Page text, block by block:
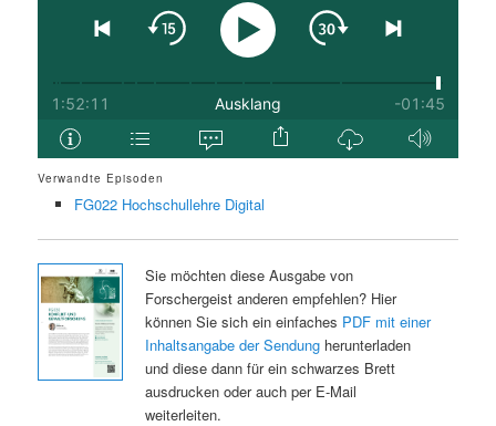
Verwandte Episoden
FG022 Hochschullehre Digital
Sie möchten diese Ausgabe von
Forschergeist anderen empfehlen? Hier
können Sie sich ein einfaches PDF mit einer
Inhaltsangabe der Sendungherunterladen
und diese dann für ein schwarzes Brett
ausdrucken oder auch per E-Mail
weiterleiten.